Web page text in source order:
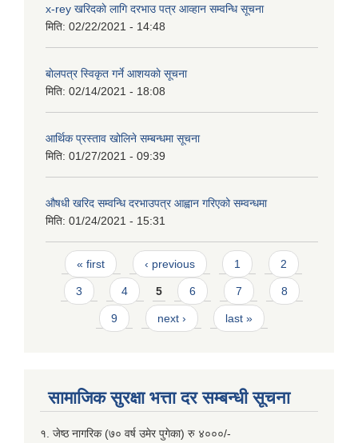
x-rey खरिदकाे लागि दरभाउ पत्र आव्हान सम्वन्धि सूचना
मिति: 02/22/2021 - 14:48
बाेलपत्र स्विकृत गर्ने आशयकाे सूचना
मिति: 02/14/2021 - 18:08
आर्थिक प्रस्ताव खोलिने सम्बन्धमा सूचना
मिति: 01/27/2021 - 09:39
औषधी खरिद सम्वन्धि दरभाउपत्र आह्वान गरिएको सम्वन्धमा
मिति: 01/24/2021 - 15:31
Pages
« first ‹ previous 1 2
3 4 5 6 7 8
9 next › last »
सामाजिक सुरक्षा भत्ता दर सम्बन्धी सूचना
१. जेष्ठ नागरिक (७० वर्ष उमेर पुगेका) रु ४०००/-